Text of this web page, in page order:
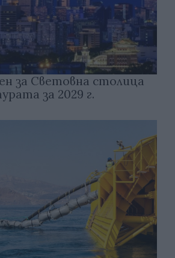
за Световна столица
за 2029 г.